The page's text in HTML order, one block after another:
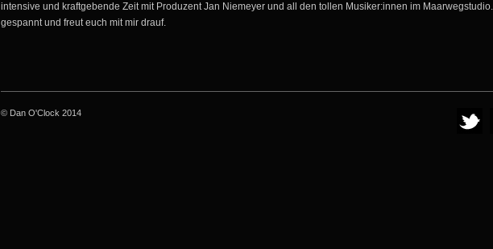
intensive und kraftgebende Zeit mit Produzent Jan Niemeyer und all den tollen Musiker:innen im
gespannt und freut euch mit mir drauf.
© Dan O'Clock 2014